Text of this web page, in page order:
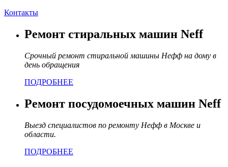
Контакты
Ремонт стиральных машин Neff
Срочный ремонт стиральной машины Нефф на дому в
день обращения
ПОДРОБНЕЕ
Ремонт посудомоечных машин Neff
Выезд специалистов по ремонту Нефф в Москве и
области.
ПОДРОБНЕЕ